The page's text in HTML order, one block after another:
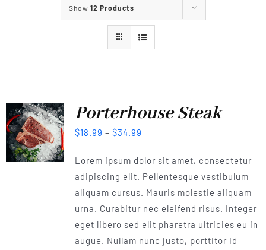
Our Services
Our Events
Contact Us
Show 12 Products
Porterhouse Steak
$18.99 – $34.99
Lorem ipsum dolor sit amet, consectetur
adipiscing elit. Pellentesque vestibulum
aliquam cursus. Mauris molestie aliquam
urna. Curabitur nec eleifend risus. Integer
eget libero sed elit pharetra ultricies eu in
augue. Nullam nunc justo, porttitor id